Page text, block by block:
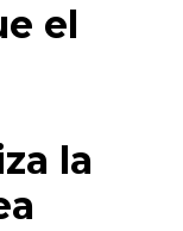
el
la